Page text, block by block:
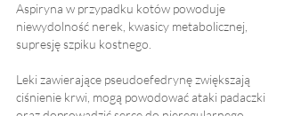
Aspiryna w przypadku kotów powoduje
niewydolność nerek, kwasicy metabolicznej,
supresję szpiku kostnego.
Leki zawierające pseudoefedrynę zwiększają
ciśnienie krwi, mogą powodować ataki padaczki